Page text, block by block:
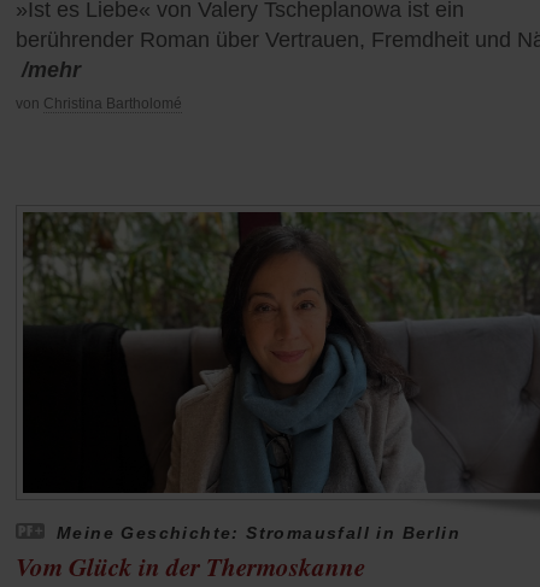
»Ist es Liebe« von Valery Tscheplanowa ist ein
berührender Roman über Vertrauen, Fremdheit und
/mehr
von Christina Bartholomé
Meine Geschichte: Stromausfall in Berlin
Vom Glück in der Thermoskanne